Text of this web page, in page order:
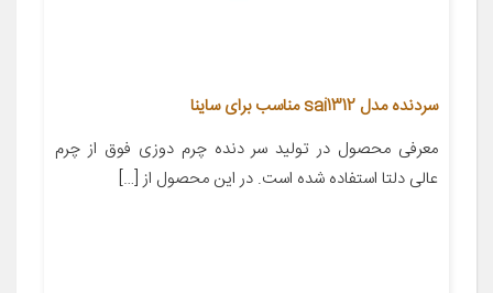
سردنده مدل sai1312 مناسب برای ساینا
معرفی محصول در تولید سر دنده چرم دوزی فوق از چرم
عالی دلتا استفاده شده است. در این محصول از […]